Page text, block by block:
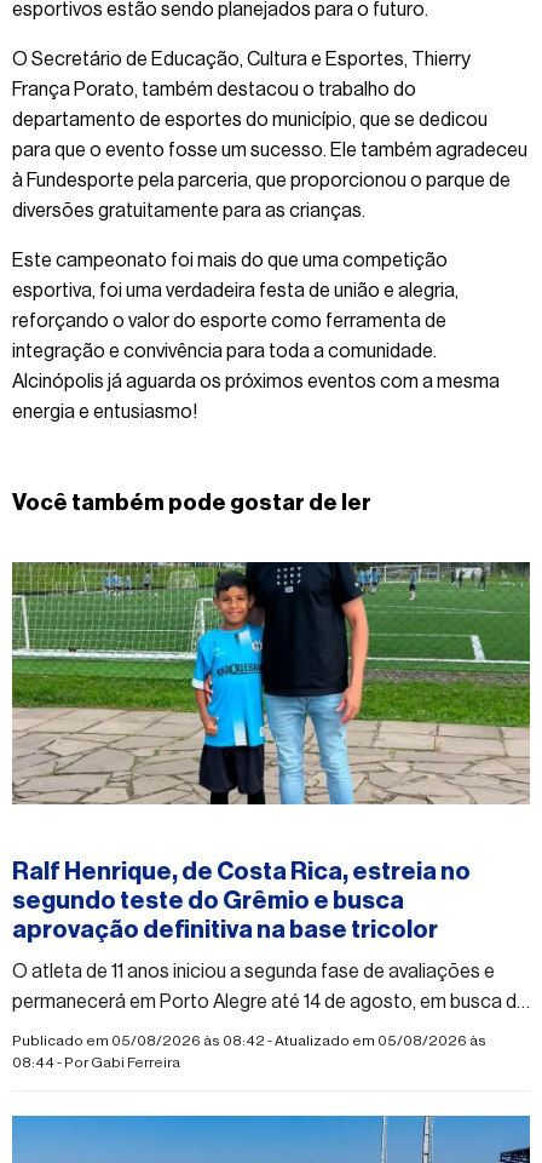
esportivos estão sendo planejados para o futuro.
O Secretário de Educação, Cultura e Esportes, Thierry
França Porato, também destacou o trabalho do
departamento de esportes do município, que se dedicou
para que o evento fosse um sucesso. Ele também agradeceu
à Fundesporte pela parceria, que proporcionou o parque de
diversões gratuitamente para as crianças.
Este campeonato foi mais do que uma competição
esportiva, foi uma verdadeira festa de união e alegria,
reforçando o valor do esporte como ferramenta de
integração e convivência para toda a comunidade.
Alcinópolis já aguarda os próximos eventos com a mesma
energia e entusiasmo!
Você também pode gostar de ler
Ralf Henrique, de Costa Rica, estreia no
segundo teste do Grêmio e busca
aprovação definitiva na base tricolor
O atleta de 11 anos iniciou a segunda fase de avaliações e
permanecerá em Porto Alegre até 14 de agosto, em busca da
aprovação definitiva para integrar o Sub-11 do Grêmio
Publicado em 05/08/2026 às 08:42 - Atualizado em 05/08/2026 às
08:44 - PorGabi Ferreira